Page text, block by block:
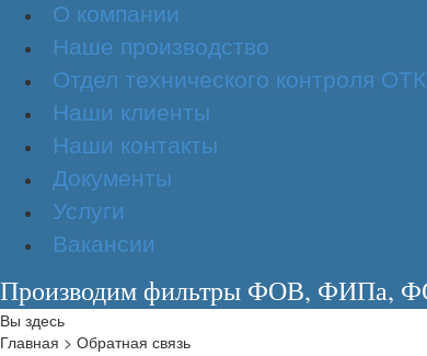
О компании
Наше производство
Отдел технического контроля ОТК
Наши клиенты
Наши контакты
Документы
Услуги
Вакансии
Производим фильтры ФОВ, ФИПа,
Вы здесь
Главная > Обратная связь